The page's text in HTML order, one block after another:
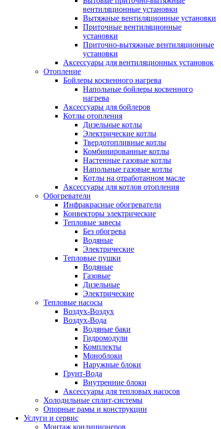
вентиляционные установки
Вытяжные вентиляционные установки
Приточные вентиляционные
установки
Приточно-вытяжные вентиляционные
установки
Аксессуары для вентиляционных установок
Отопление
Бойлеры косвенного нагрева
Напольные бойлеры косвенного
нагрева
Аксессуары для бойлеров
Котлы отопления
Дизельные котлы
Электрические котлы
Твердотопливные котлы
Комбинированные котлы
Настенные газовые котлы
Напольные газовые котлы
Котлы на отработанном масле
Аксессуары для котлов отопления
Обогреватели
Инфракрасные обогреватели
Конвекторы электрические
Тепловые завесы
Без обогрева
Водяные
Электрические
Тепловые пушки
Водяные
Газовые
Дизельные
Электрические
Тепловые насосы
Воздух-Воздух
Воздух-Вода
Водяные баки
Гидромодули
Комплекты
Моноблоки
Наружные блоки
Грунт-Вода
Внутренние блоки
Аксессуары для тепловых насосов
Холодильные сплит-системы
Опорные рамы и конструкции
Услуги и сервис
Монтаж кондиционеров